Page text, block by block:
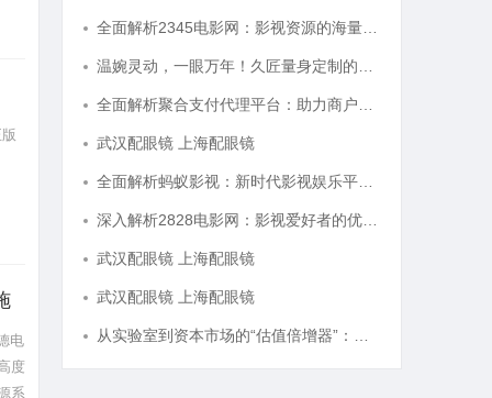
电
度
系
武汉配眼镜 上海配眼镜
武汉配眼镜 上海配眼镜
武汉配眼镜 上海配眼镜